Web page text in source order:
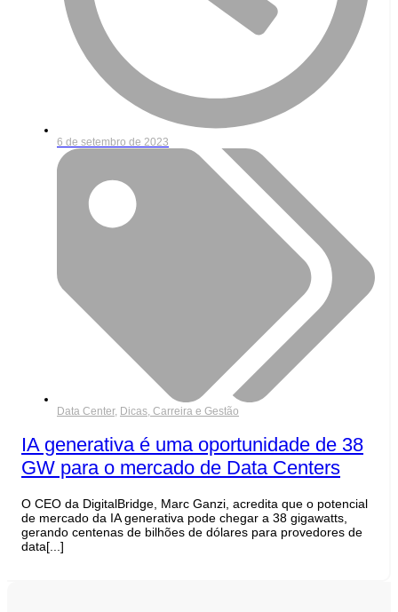
6 de setembro de 2023
Data Center, Dicas, Carreira e Gestão
IA generativa é uma oportunidade de 38
GW para o mercado de Data Centers
O CEO da DigitalBridge, Marc Ganzi, acredita que o potencial
de mercado da IA generativa pode chegar a 38 gigawatts,
gerando centenas de bilhões de dólares para provedores de
data[...]